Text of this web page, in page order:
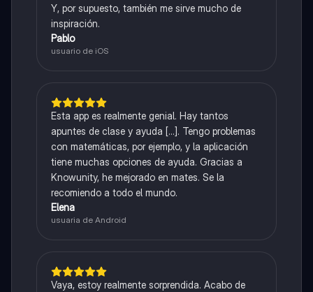
Y, por supuesto, también me sirve mucho de
inspiración.
Pablo
usuario de iOS
Esta app es realmente genial. Hay tantos
apuntes de clase y ayuda [...]. Tengo problemas
con matemáticas, por ejemplo, y la aplicación
tiene muchas opciones de ayuda. Gracias a
Knowunity, he mejorado en mates. Se la
recomiendo a todo el mundo.
Elena
usuaria de Android
Vaya, estoy realmente sorprendida. Acabo de